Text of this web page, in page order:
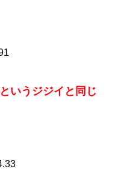
いうジジイと同じ